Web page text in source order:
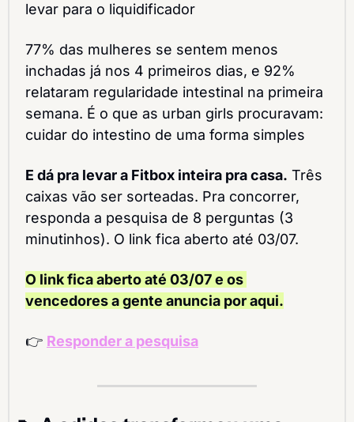
levar para o liquidificador
77% das mulheres se sentem menos
inchadas já nos 4 primeiros dias, e 92%
relataram regularidade intestinal na primeira
semana. É o que as urban girls procuravam:
cuidar do intestino de uma forma simples
E dá pra levar a Fitbox inteira pra casa. Três
caixas vão ser sorteadas. Pra concorrer,
responda a pesquisa de 8 perguntas (3
minutinhos). O link fica aberto até 03/07.
O link fica aberto até 03/07 e os
vencedores a gente anuncia por aqui.
👉 Responder a pesquisa